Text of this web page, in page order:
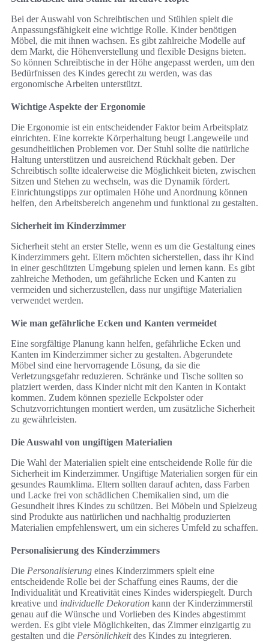
Bei der Auswahl von Schreibtischen und Stühlen spielt die
Anpassungsfähigkeit eine wichtige Rolle. Kinder benötigen
Möbel, die mit ihnen wachsen. Es gibt zahlreiche Modelle auf
dem Markt, die Höhenverstellung und flexible Designs bieten.
So können Schreibtische in der Höhe angepasst werden, um den
Bedürfnissen des Kindes gerecht zu werden, was das
ergonomische Arbeiten unterstützt.
Wichtige Aspekte der Ergonomie
Die Ergonomie ist ein entscheidender Faktor beim Arbeitsplatz
einrichten. Eine korrekte Körperhaltung beugt Langeweile und
gesundheitlichen Problemen vor. Der Stuhl sollte die natürliche
Haltung unterstützen und ausreichend Rückhalt geben. Der
Schreibtisch sollte idealerweise die Möglichkeit bieten, zwischen
Sitzen und Stehen zu wechseln, was die Dynamik fördert.
Einrichtungstipps zur optimalen Höhe und Anordnung können
helfen, den Arbeitsbereich angenehm und funktional zu gestalten.
Sicherheit im Kinderzimmer
Sicherheit steht an erster Stelle, wenn es um die Gestaltung eines
Kinderzimmers geht. Eltern möchten sicherstellen, dass ihr Kind
in einer geschützten Umgebung spielen und lernen kann. Es gibt
zahlreiche Methoden, um gefährliche Ecken und Kanten zu
vermeiden und sicherzustellen, dass nur ungiftige Materialien
verwendet werden.
Wie man gefährliche Ecken und Kanten vermeidet
Eine sorgfältige Planung kann helfen, gefährliche Ecken und
Kanten im Kinderzimmer sicher zu gestalten. Abgerundete
Möbel sind eine hervorragende Lösung, da sie die
Verletzungsgefahr reduzieren. Schränke und Tische sollten so
platziert werden, dass Kinder nicht mit den Kanten in Kontakt
kommen. Zudem können spezielle Eckpolster oder
Schutzvorrichtungen montiert werden, um zusätzliche Sicherheit
zu gewährleisten.
Die Auswahl von ungiftigen Materialien
Die Wahl der Materialien spielt eine entscheidende Rolle für die
Sicherheit im Kinderzimmer. Ungiftige Materialien sorgen für ein
gesundes Raumklima. Eltern sollten darauf achten, dass Farben
und Lacke frei von schädlichen Chemikalien sind, um die
Gesundheit ihres Kindes zu schützen. Bei Möbeln und Spielzeug
sind Produkte aus natürlichen und nachhaltig produzierten
Materialien empfehlenswert, um ein sicheres Umfeld zu schaffen.
Personalisierung des Kinderzimmers
Die Personalisierung eines Kinderzimmers spielt eine
entscheidende Rolle bei der Schaffung eines Raums, der die
Individualität und Kreativität eines Kindes widerspiegelt. Durch
kreative und individuelle Dekoration kann der Kinderzimmerstil
genau auf die Wünsche und Vorlieben des Kindes abgestimmt
werden. Es gibt viele Möglichkeiten, das Zimmer einzigartig zu
gestalten und die Persönlichkeitdes Kindes zu integrieren.